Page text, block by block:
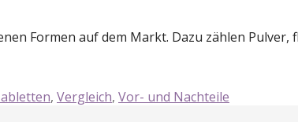
Formen auf dem Markt. Dazu zählen Pulver,
, Vergleich, Vor- und Nachteile